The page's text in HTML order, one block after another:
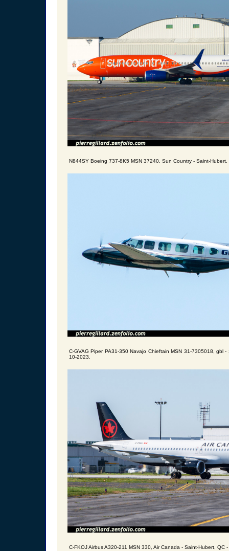
N844SY Boeing 737-8K5 MSN 37240, Sun Country - Saint-Hubert,
C-GVAG Piper PA31-350 Navajo Chieftain MSN 31-7305018, gbl -
10-2023.
C-FKOJ Airbus A320-211 MSN 330, Air Canada - Saint-Hubert, QC